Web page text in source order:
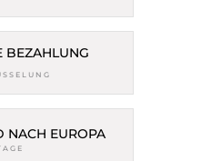
BEZAHLUNG
NACH EUROPA